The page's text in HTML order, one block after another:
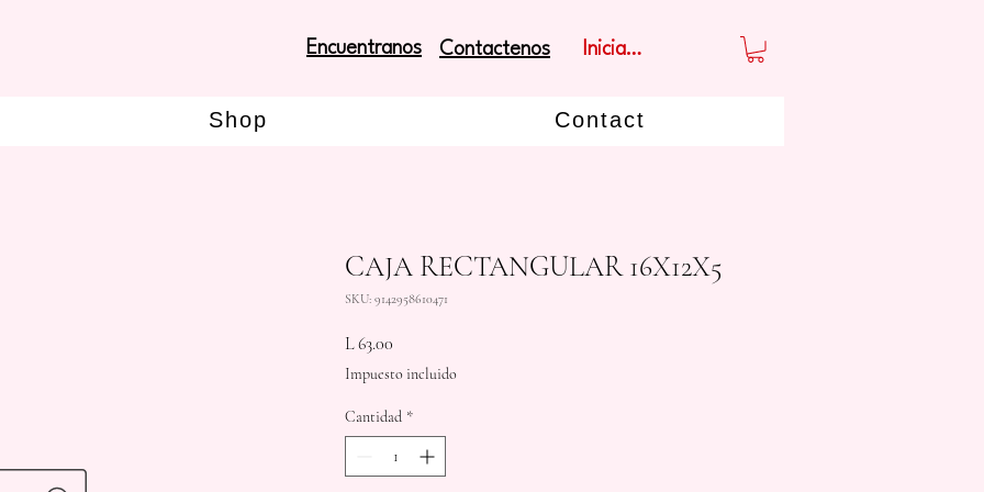
Encuentranos Contactenos Iniciar sesión
Shop Contact
CAJA RECTANGULAR 16X12X5
SKU: 9142958610471
L 63.00
Impuesto incluido
Cantidad *